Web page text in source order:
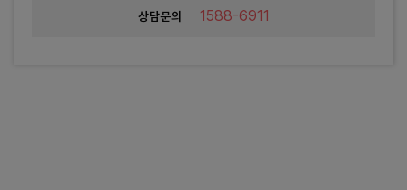
상담문의 1588-6911